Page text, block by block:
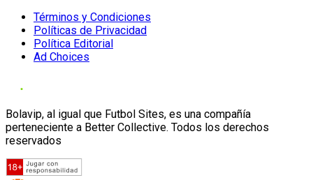
Términos y Condiciones
Políticas de Privacidad
Política Editorial
Ad Choices
Bolavip, al igual que Futbol Sites, es una compañía
perteneciente a Better Collective. Todos los derechos
reservados